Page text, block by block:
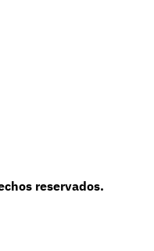
reservados.